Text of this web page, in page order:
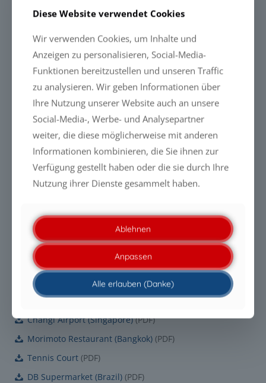
Cleaning & Coating Penzance Promenade
Commercial Kitchen(PDF)
Stadium in Iceland
Coating Bronze Sculptures by Dali(PDF)
Cleaning and coating of a concrete wall( PDF)
Hitzeschutz für Bänke in Paderborn (Westfalen-Blatt)
PDF)
Graffiti-Schutz in Hennef
Glass Surfaces (TiO²) at an Airport(PDF)
Paving Stones in the City Stadtlohn
Half-timbered House(PDF)
Application Balcony
PDF)
Marble Top Wash Basin at Ascott Makati (Philippines)
PDF
Leonardo Hotel (Germany)(PDF)
Fametro University Manaus (Brasil)(PDF)
Changi Airport (Singapore)(PDF)
Morimoto Restaurant (Bangkok) (PDF)
Tennis Court (PDF)
DB Supermarket (Brazil) (PDF)
Diese Website verwendet Cookies
Wir verwenden Cookies, um Inhalte und
Anzeigen zu personalisieren, Social-Media-
Funktionen bereitzustellen und unseren Traffic
zu analysieren. Wir geben Informationen über
Ihre Nutzung unserer Website auch an unsere
Social-Media-, Werbe- und Analysepartner
weiter, die diese möglicherweise mit anderen
Informationen kombinieren, die Sie ihnen zur
Verfügung gestellt haben oder die sie durch Ihre
Nutzung ihrer Dienste gesammelt haben.
Ablehnen
Anpassen
Alle erlauben (Danke)